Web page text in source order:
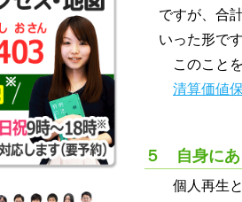
ですが、合
いった形です
このこと
清算価値
５ 自身にあ
個人再生